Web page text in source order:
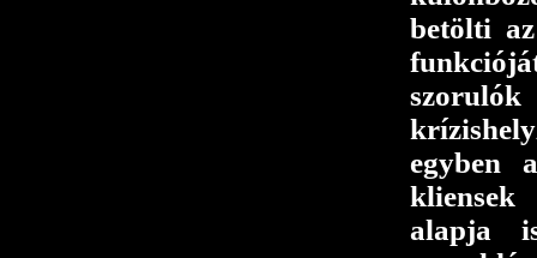
betölti
egyben
kliensek
alapja